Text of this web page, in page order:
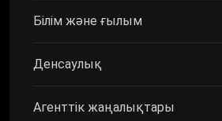
Білім және ғылым
Денсаулық
Агенттік жаңалықтары